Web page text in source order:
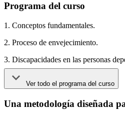
Programa del curso
1. Conceptos fundamentales.
2. Proceso de envejecimiento.
3. Discapacidades en las personas
Ver todo el programa del curso
Una metodología diseñada